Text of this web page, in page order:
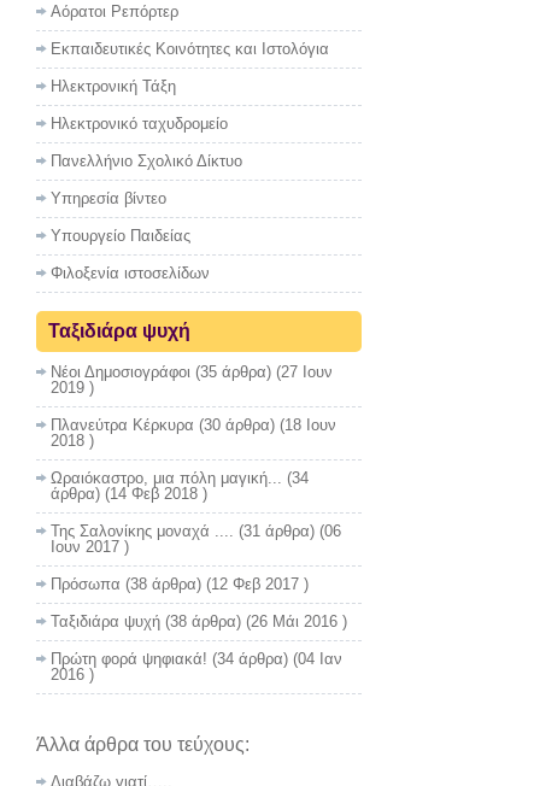
Αόρατοι Ρεπόρτερ
Εκπαιδευτικές Κοινότητες και Ιστολόγια
Ηλεκτρονική Τάξη
Ηλεκτρονικό ταχυδρομείο
Πανελλήνιο Σχολικό Δίκτυο
Υπηρεσία βίντεο
Υπουργείο Παιδείας
Φιλοξενία ιστοσελίδων
Ταξιδιάρα ψυχή
Νέοι Δημοσιογράφοι (35 άρθρα) (27 Ιουν
2019 )
Πλανεύτρα Κέρκυρα (30 άρθρα) (18 Ιουν
2018 )
Ωραιόκαστρο, μια πόλη μαγική...
(34
άρθρα) (14 Φεβ 2018 )
Της Σαλονίκης μοναχά ....
(31 άρθρα) (06
Ιουν 2017 )
Πρόσωπα (38 άρθρα) (12 Φεβ 2017 )
Ταξιδιάρα ψυχή (38 άρθρα) (26 Μάι 2016 )
Πρώτη φορά ψηφιακά! (34 άρθρα) (04 Ιαν
2016 )
Άλλα άρθρα του τεύχους:
Διαβάζω γιατί…..